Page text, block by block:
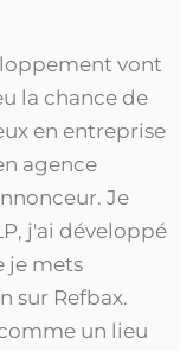
vont
la chance de
en entreprise
agence
Je
j'ai développé
je mets
sur Refbax.
un lieu